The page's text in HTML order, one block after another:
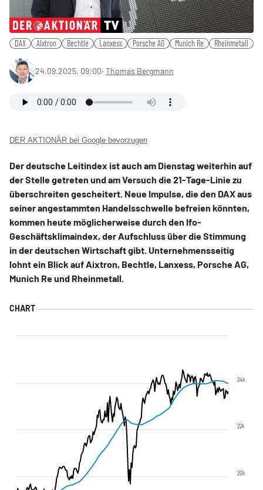
DAX Aixtron Bechtle Lanxess Porsche AG Munich Re Rheinmetall
24.09.2025, 09:00‧ Thomas Bergmann
DER AKTIONÄR bei Google bevorzugen
Der deutsche Leitindex ist auch am Dienstag weiterhin auf
der Stelle getreten und am Versuch die 21-Tage-Linie zu
überschreiten gescheitert. Neue Impulse, die den DAX aus
seiner angestammten Handelsschwelle befreien könnten,
kommen heute möglicherweise durch den Ifo-
Geschäftsklimaindex, der Aufschluss über die Stimmung
in der deutschen Wirtschaft gibt. Unternehmensseitig
lohnt ein Blick auf Aixtron, Bechtle, Lanxess, Porsche AG,
Munich Re und Rheinmetall.
20k
22k
24k